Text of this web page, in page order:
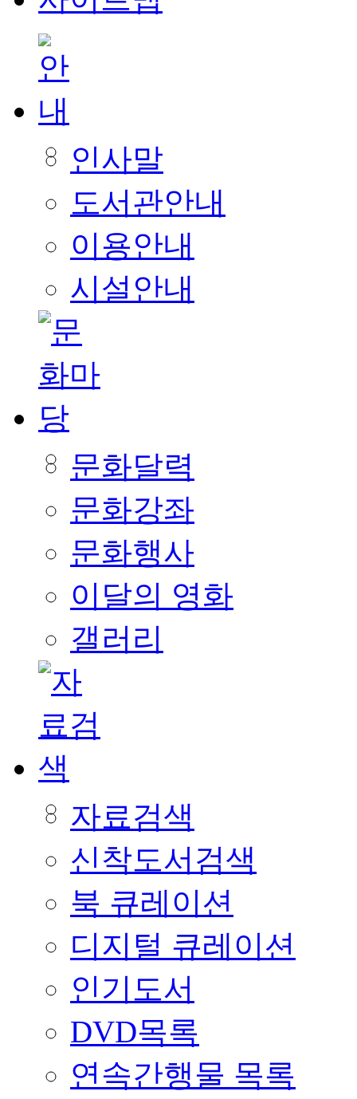
인사말
도서관안내
이용안내
시설안내
문화달력
문화강좌
문화행사
이달의 영화
갤러리
자료검색
신착도서검색
북 큐레이션
디지털 큐레이션
인기도서
DVD목록
연속간행물 목록